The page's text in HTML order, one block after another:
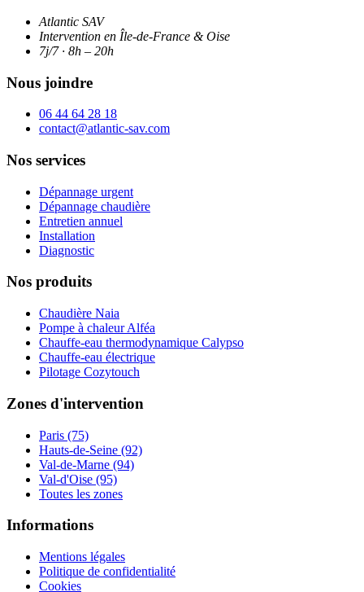
Atlantic SAV
Intervention en Île-de-France & Oise
7j/7 · 8h – 20h
Nous joindre
06 44 64 28 18
contact@atlantic-sav.com
Nos services
Dépannage urgent
Dépannage chaudière
Entretien annuel
Installation
Diagnostic
Nos produits
Chaudière Naia
Pompe à chaleur Alféa
Chauffe-eau thermodynamique Calypso
Chauffe-eau électrique
Pilotage Cozytouch
Zones d'intervention
Paris (75)
Hauts-de-Seine (92)
Val-de-Marne (94)
Val-d'Oise (95)
Toutes les zones
Informations
Mentions légales
Politique de confidentialité
Cookies